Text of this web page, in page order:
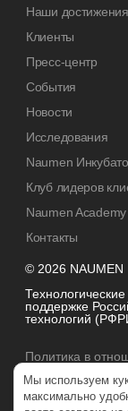
© 2026 NAUMEN
поддержке
технологий
Политика в
Наши достижения
Клиенты
Пресс-центр
События
Новости
Исследования
Naumen
Клуб лидеров
Naumen Academy
Контакты
Мы используем
максимально